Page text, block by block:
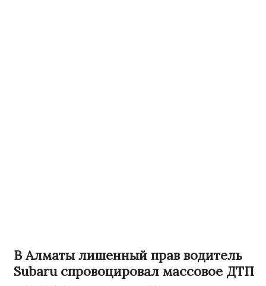
В Алматы лишенный прав водитель
Subaru спровоцировал массовое ДТП